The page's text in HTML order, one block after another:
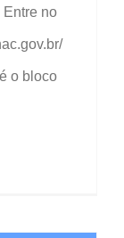
Entre no
o bloco